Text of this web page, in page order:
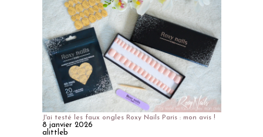
J'ai testé les faux ongles Roxy Nails Paris : mon avis !
8 janvier 2026
alittleb